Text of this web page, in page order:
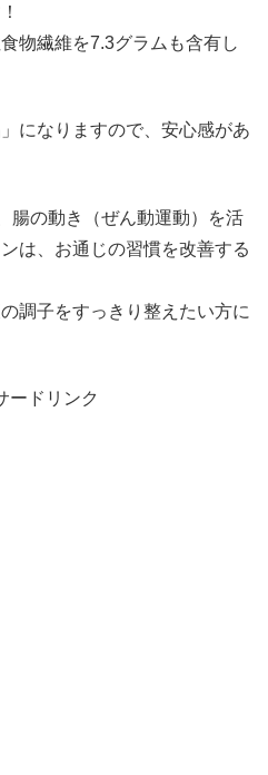
物繊維を7.3グラムも含有し
になりますので、安心感があ
腸の動き（ぜん動運動）を活
は、お通じの習慣を改善する
調子をすっきり整えたい方に
ードリンク